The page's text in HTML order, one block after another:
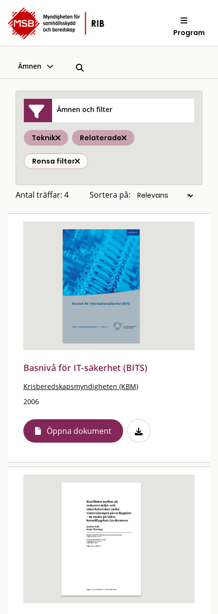
Program
Ämnen
Ämnen och filter
Teknik Relaterade
Rensa filter
Antal träffar: 4 Sortera på:
Basnivå för IT-säkerhet (BITS)
Krisberedskapsmyndigheten (KBM)
2006
Öppna dokument